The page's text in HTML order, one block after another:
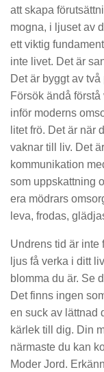
att skapa
mogna, i ljuset av
ett viktig
inte livet. Det är
Det är byggt av
Försök ändå
inför moderns
litet frö. Det är när
vaknar till liv. Det
kommunikation
som uppskattning
era mödrars
leva, frodas,
Undrens tid är inte
ljus få verka i ditt
blomma du är. Se
Det finns ingen
en suck av lättnad
kärlek till dig. Din
närmaste du kan
Moder Jord.